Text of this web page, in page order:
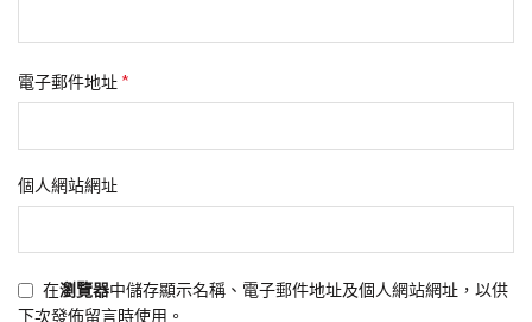
電子郵件地址 *
個人網站網址
在瀏覽器中儲存顯示名稱、電子郵件地址及個人網站網址，以供
下次發佈留言時使用。